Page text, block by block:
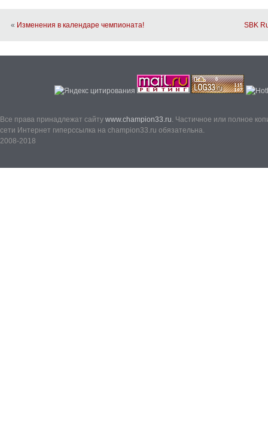
« Изменения в календаре чемпионата! SBK
Все права принадлежат сайту www.champion33.ru. Частичное или полное
сети Интернет гиперссылка на champion33.ru обязательна.
2008-2018